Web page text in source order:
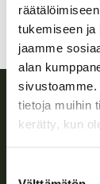
tukemiseen ja
jaamme
alan
sivustoamme.
tietoja muihin
kerätty, kun
Suomen